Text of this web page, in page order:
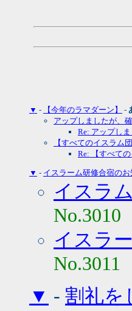
▼ - 【今年のラマダーン】 -
アップしましたが、
Re: アップし
【すべてのイスラム
Re: 【すべて
▼ - イスラーム研修合宿の
イスラ
No.3010
イスラ
No.3011
▼ - 割礼を